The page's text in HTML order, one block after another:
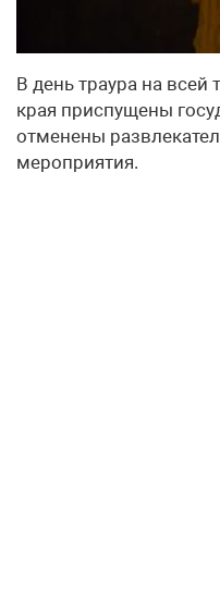
В день траура на всей
края приспущены
отменены
мероприятия.